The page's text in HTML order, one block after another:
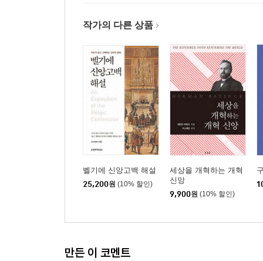
작가의 다른 상품
벨기에 신앙고백 해설
25,200원 (10% 할인)
세상을 개혁하는 개혁
신앙
9,900원 (10% 할인)
만든 이 코멘트